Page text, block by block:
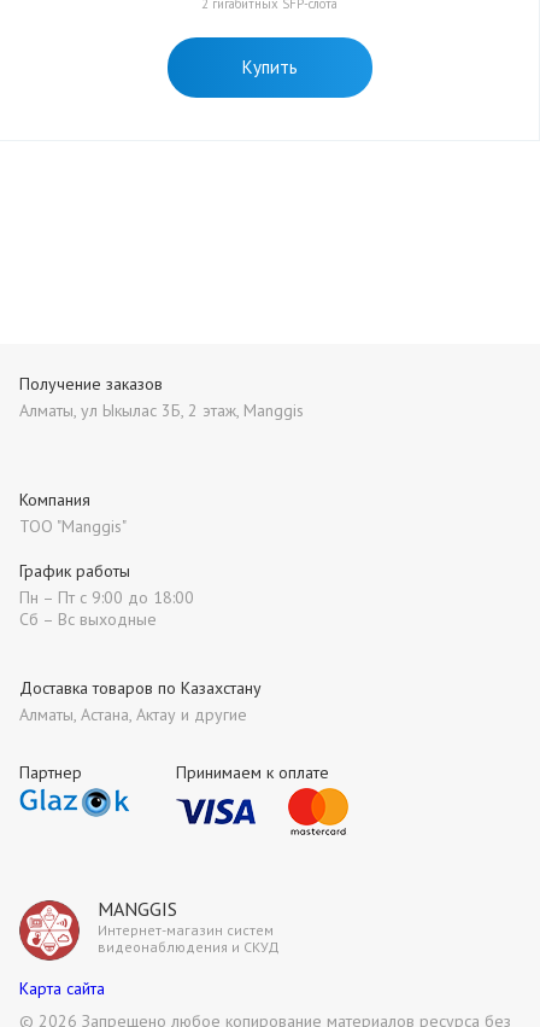
2 гигабитных SFP-слота
Купить
MANGGIS
Интернет-магазин систем
видеонаблюдения и СКУД
Партнер Принимаем к оплате
Получение заказов
Алматы, ул Ыкылас 3Б, 2 этаж, Manggis
Компания
ТОО "Manggis"
Доставка товаров по Казахстану
Алматы, Астана, Актау и другие
График работы
Пн – Пт с 9:00 до 18:00
Сб – Вс выходные
Карта сайта
© 2026 Запрещено любое копирование материалов ресурса без